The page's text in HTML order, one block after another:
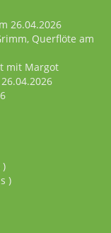
26.04.2026
Querflöte am
mit Margot
)
)